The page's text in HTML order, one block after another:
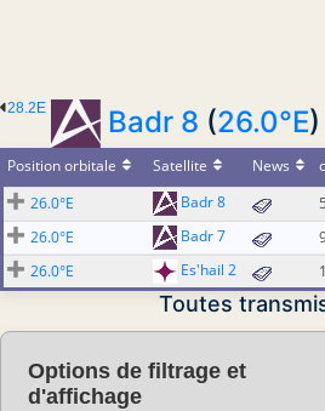
28.2E Badr 8 (26.0°E
Position orbitale Satellite News
26.0°E
Badr 8
26.0°E
Badr 7
26.0°E
Es'hail 2
Toutes
Options de filtrage et
d'affichage